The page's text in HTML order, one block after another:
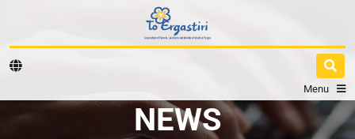
Menu
NEWS